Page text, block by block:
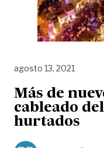
agosto 13, 2021
Más de
cableado
hurtados